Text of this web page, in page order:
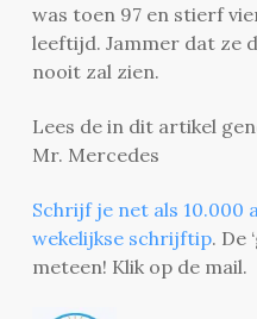
was toen 97 en stierf
leeftijd. Jammer dat ze
nooit zal zien.
Lees de in dit artikel
Mr. Mercedes
Schrijf je net als 10.000
wekelijkse schrijftip. De
meteen! Klik op de mail.